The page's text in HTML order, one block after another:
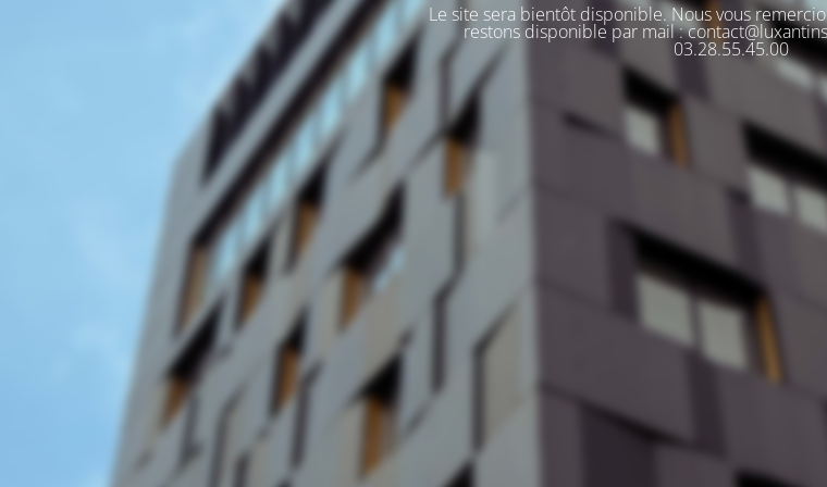
Le site sera bientôt disponible. Nous vous
restons disponible par mail :
03.28.55.45.00